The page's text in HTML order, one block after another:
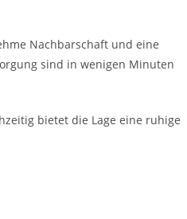
Nachbarschaft und eine
sind in wenigen Minuten
bietet die Lage eine ruhige